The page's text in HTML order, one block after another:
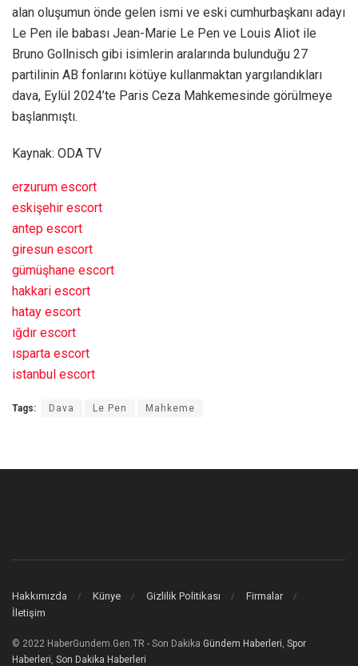
alan oluşumun önde gelen ismi ve eski cumhurbaşkanı adayı
Le Pen ile babası Jean-Marie Le Pen ve Louis Aliot ile
Bruno Gollnisch gibi isimlerin aralarında bulunduğu 27
partilinin AB fonlarını kötüye kullanmaktan yargılandıkları
dava, Eylül 2024’te Paris Ceza Mahkemesinde görülmeye
başlanmıştı.
Kaynak: ODA TV
erzurum escort
eskişehir escort
antep escort
giresun escort
gümüşhane escort
hakkari escort
hatay escort
ığdır escort
ısparta escort
istanbul escort
Tags: Dava Le Pen Mahkeme
Hakkımızda Künye Gizlilik Politikası
Firmalar
İletişim
© 2022 HaberGundem.Gen.TR - Son Dakika Gündem Haberleri, Spor
Haberleri, Son Dakika Haberleri